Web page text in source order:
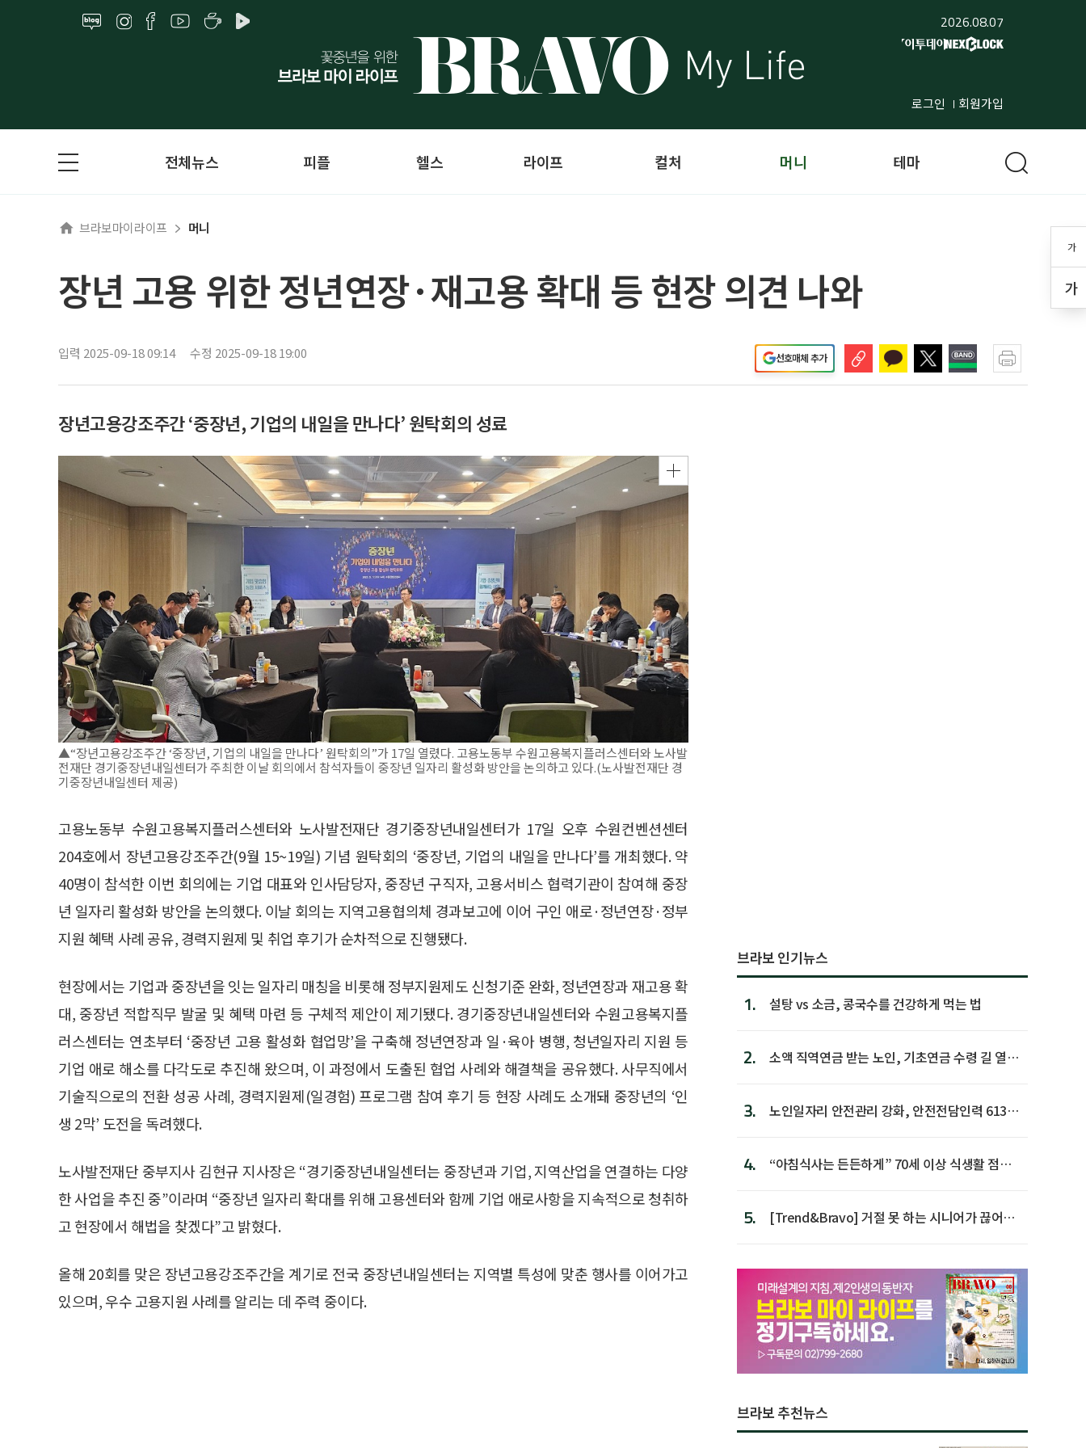
2026.08.07
로그인 회원가입
가
가
전체뉴스 피플 헬스 라이프 컬처 머니 테마
브라보마이라이프 머니
장년 고용 위한 정년연장·재고용 확대 등 현장 의견 나와
입력 2025-09-18 09:14 수정 2025-09-18 19:00 선호매체 추가
장년고용강조주간 ‘중장년, 기업의 내일을 만나다’ 원탁회의 성료
▲“장년고용강조주간 ‘중장년, 기업의 내일을 만나다’ 원탁회의”가 17일 열렸다. 고용노동부 수원고용복지플러스센터와 노사발
전재단 경기중장년내일센터가 주최한 이날 회의에서 참석자들이 중장년 일자리 활성화 방안을 논의하고 있다.(노사발전재단 경
기중장년내일센터 제공)
고용노동부 수원고용복지플러스센터와 노사발전재단 경기중장년내일센터가 17일 오후 수원컨벤션센터
204호에서 장년고용강조주간(9월 15~19일) 기념 원탁회의 ‘중장년, 기업의 내일을 만나다’를 개최했다. 약
40명이 참석한 이번 회의에는 기업 대표와 인사담당자, 중장년 구직자, 고용서비스 협력기관이 참여해 중장
년 일자리 활성화 방안을 논의했다. 이날 회의는 지역고용협의체 경과보고에 이어 구인 애로·정년연장·정부
지원 혜택 사례 공유, 경력지원제 및 취업 후기가 순차적으로 진행됐다.
현장에서는 기업과 중장년을 잇는 일자리 매칭을 비롯해 정부지원제도 신청기준 완화, 정년연장과 재고용 확
대, 중장년 적합직무 발굴 및 혜택 마련 등 구체적 제안이 제기됐다. 경기중장년내일센터와 수원고용복지플
러스센터는 연초부터 ‘중장년 고용 활성화 협업망’을 구축해 정년연장과 일·육아 병행, 청년일자리 지원 등
기업 애로 해소를 다각도로 추진해 왔으며, 이 과정에서 도출된 협업 사례와 해결책을 공유했다. 사무직에서
기술직으로의 전환 성공 사례, 경력지원제(일경험) 프로그램 참여 후기 등 현장 사례도 소개돼 중장년의 ‘인
생 2막’ 도전을 독려했다.
노사발전재단 중부지사 김현규 지사장은 “경기중장년내일센터는 중장년과 기업, 지역산업을 연결하는 다양
한 사업을 추진 중”이라며 “중장년 일자리 확대를 위해 고용센터와 함께 기업 애로사항을 지속적으로 청취하
고 현장에서 해법을 찾겠다”고 밝혔다.
올해 20회를 맞은 장년고용강조주간을 계기로 전국 중장년내일센터는 지역별 특성에 맞춘 행사를 이어가고
있으며, 우수 고용지원 사례를 알리는 데 주력 중이다.
브라보 인기뉴스
1. 설탕 vs 소금, 콩국수를 건강하게 먹는 법
2.
소액 직역연금 받는 노인, 기초연금 수령 길 열린
3.
노인일자리 안전관리 강화, 안전전담인력 613명
4.
“아침식사는 든든하게” 70세 이상 식생활 점수
5.
[Trend&Bravo] 거절 못 하는 시니어가 끊어야
브라보 추천뉴스